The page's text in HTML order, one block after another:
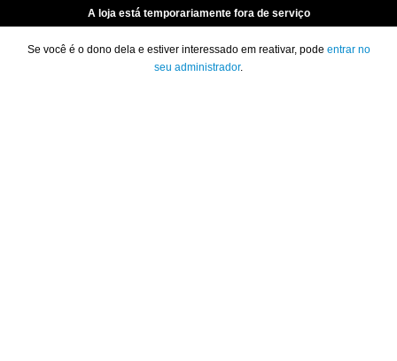
A loja está temporariamente fora de serviço
Se você é o dono dela e estiver interessado em reativar, pode entrar no
seu administrador.